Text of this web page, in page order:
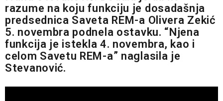
razume na koju funkciju je dosadašnja
predsednica Saveta REM-a Olivera Zekić
5. novembra podnela ostavku. “Njena
funkcija je istekla 4. novembra, kao i
celom Savetu REM-a” naglasila je
Stevanović.